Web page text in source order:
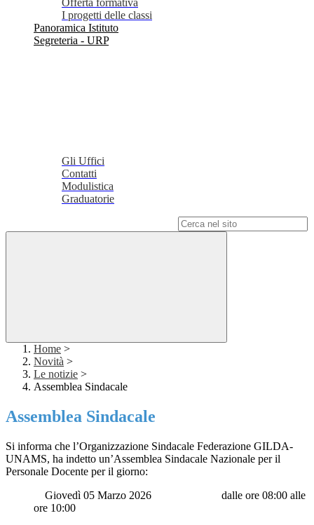
Offerta formativa
I progetti delle classi
Panoramica Istituto
Segreteria - URP
Gli Uffici
Contatti
Modulistica
Graduatorie
Home >
Novità >
Le notizie >
Assemblea Sindacale
Assemblea Sindacale
Si informa che l’Organizzazione Sindacale Federazione GILDA-
UNAMS, ha indetto un’Assemblea Sindacale Nazionale per il
Personale Docente per il giorno:
Giovedì 05 Marzo 2026 dalle ore 08:00 alle
ore 10:00